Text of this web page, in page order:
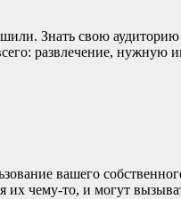
Знать свою
развлечение, нужную
вашего
их чему-то, и могут